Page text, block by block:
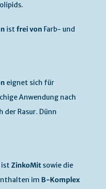
ist frei von Farb- und
eignet sich für
Anwendung nach
der Rasur. Dünn
ist ZinkoMit sowie die
im B-Komplex